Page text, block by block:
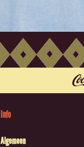
Info
Algemeen